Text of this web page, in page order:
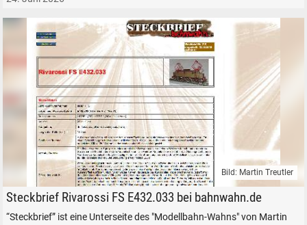
Steckbrief bahnwahn.de
Bild: Martin Treutler
Steckbrief Rivarossi FS E432.033 bei bahnwahn.de
“Steckbrief” ist eine Unterseite des "Modellbahn-Wahns" von Martin
SUCHEN
Durchsuchen
alles
Suche ...
suchen Abbrechen